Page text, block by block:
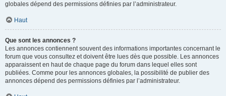
globales dépend des permissions définies par l’administrateur.
Haut
Que sont les annonces ?
Les annonces contiennent souvent des informations importantes concernant le
forum que vous consultez et doivent être lues dès que possible. Les annonces
apparaissent en haut de chaque page du forum dans lequel elles sont
publiées. Comme pour les annonces globales, la possibilité de publier des
annonces dépend des permissions définies par l’administrateur.